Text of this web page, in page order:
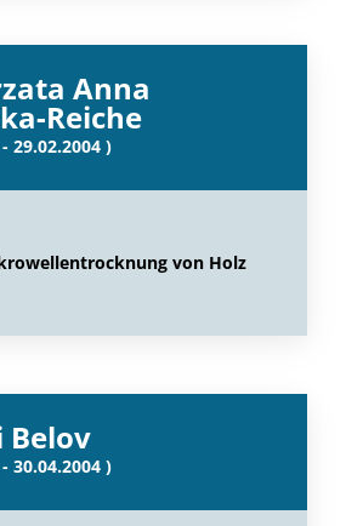
Anna
Reiche
29.02.2004 )
von Holz
Belov
30.04.2004 )